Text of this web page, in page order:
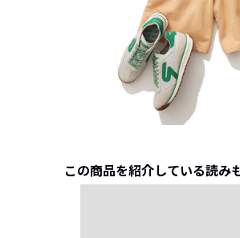
この商品を紹介している読み